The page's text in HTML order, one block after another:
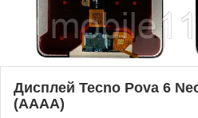
Дисплей Tecno Pova 6
(AAAA)